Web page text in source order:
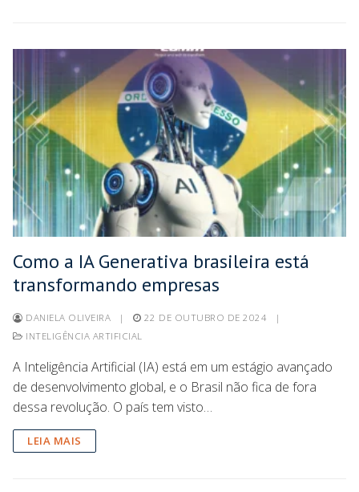
Como a IA Generativa brasileira está
transformando empresas
DANIELA OLIVEIRA | 22 DE OUTUBRO DE 2024
|
INTELIGÊNCIA ARTIFICIAL
A Inteligência Artificial (IA) está em um estágio avançado
de desenvolvimento global, e o Brasil não fica de fora
dessa revolução. O país tem visto…
LEIA MAIS